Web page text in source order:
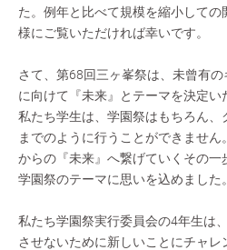
た。例年と比べて規模を縮小して
様にご覧いただければ幸いです。
さて、第68回三ヶ峯祭は、未曾有
に向けて『未来』とテーマを決定
私たち学生は、学園祭はもちろん
までのように行うことができませ
からの『未来』へ繋げていくその一
学園祭のテーマに思いを込めました。
私たち学園祭実行委員会の4年生は
させないために新しいことにチャ